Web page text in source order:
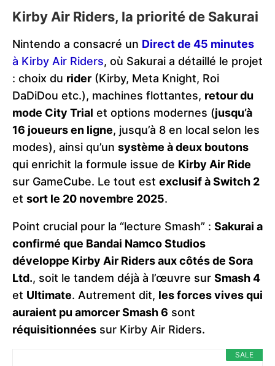
Kirby Air Riders, la priorité de Sakurai
Nintendo a consacré un Direct de 45 minutes
à Kirby Air Riders, où Sakurai a détaillé le projet
: choix du rider (Kirby, Meta Knight, Roi
DaDiDou etc.), machines flottantes, retour du
mode City Trial et options modernes (jusqu’à
16 joueurs en ligne, jusqu’à 8 en local selon les
modes), ainsi qu’un système à deux boutons
qui enrichit la formule issue de Kirby Air Ride
sur GameCube. Le tout est exclusif à Switch 2
et sort le 20 novembre 2025.
Point crucial pour la “lecture Smash” : Sakurai a
confirmé que Bandai Namco Studios
développe Kirby Air Riders aux côtés de Sora
Ltd., soit le tandem déjà à l’œuvre sur Smash 4
et Ultimate. Autrement dit, les forces vives qui
auraient pu amorcer Smash 6 sont
réquisitionnées sur Kirby Air Riders.
SALE